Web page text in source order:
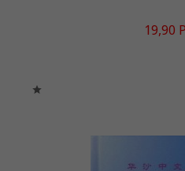
19,90